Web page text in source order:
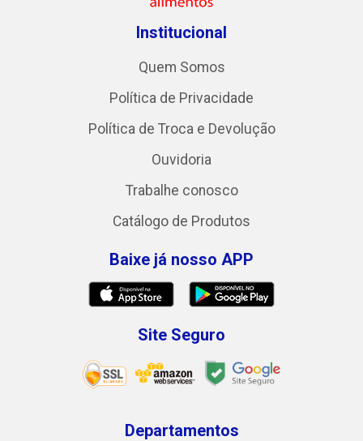
Institucional
Quem Somos
Política de Privacidade
Política de Troca e Devolução
Ouvidoria
Trabalhe conosco
Catálogo de Produtos
Baixe já nosso APP
Site Seguro
Departamentos